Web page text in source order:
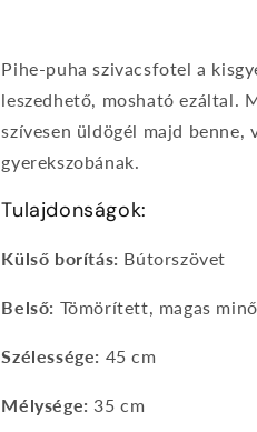
Pihe-puha szivacsfotel a
leszedhető, mosható ezáltal.
szívesen üldögél majd benne,
gyerekszobának.
Tulajdonságok:
Külső borítás: Bútorszövet
Belső: Tömörített, magas
Szélessége: 45 cm
Mélysége: 35 cm